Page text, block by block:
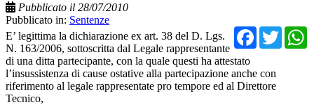
Pubblicato il 28/07/2010
Pubblicato in: Sentenze
E’ legittima la dichiarazione ex art. 38 del D. Lgs.
N. 163/2006, sottoscritta dal Legale rappresentante
di una ditta partecipante, con la quale questi ha attestato
l’insussistenza di cause ostative alla partecipazione anche con
riferimento al legale rappresentate pro tempore ed al Direttore
Tecnico,